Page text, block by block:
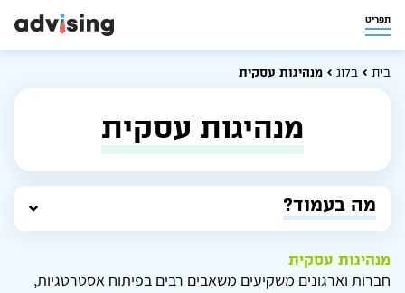
תפריט
בית בלוג מנהיגות עסקית
מנהיגות עסקית
מה בעמוד?
מנהיגות עסקית
חברות וארגונים משקיעים משאבים רבים בפיתוח אסטרטגיות,